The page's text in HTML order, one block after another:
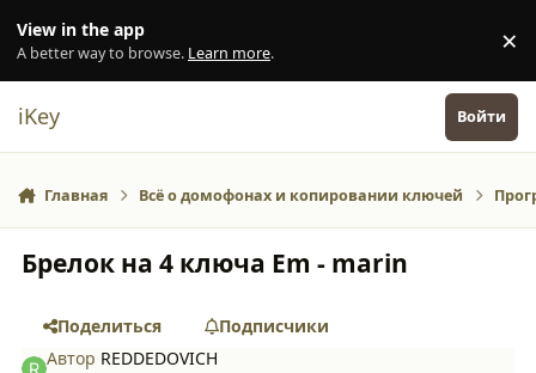
View in the app
A better way to browse. Learn more. ×
iKey Войти
Главная Всё о домофонах и копировании ключей
Брелок на 4 ключа Em - marin
Поделиться
Подписчики
Автор REDDEDOVICH